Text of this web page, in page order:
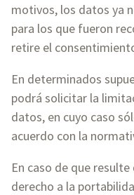
motivos, los datos ya
para los que fueron
retire el
En determinados
podrá solicitar la
datos, en cuyo caso
acuerdo con la
En caso de que
derecho a la